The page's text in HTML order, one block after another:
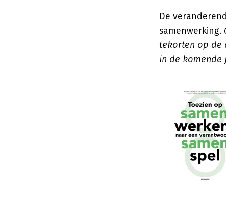
De
samenwerking.
tekorten op de
in de komende